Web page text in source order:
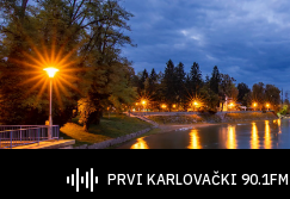
PRVI KARLOVAČKI 90.1FM